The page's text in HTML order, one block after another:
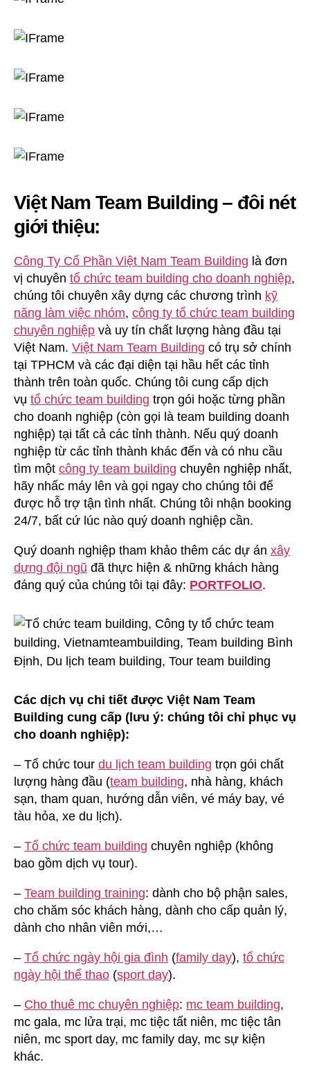
Việt Nam Team Building – đôi nét
giới thiệu:
Công Ty Cổ Phần Việt Nam Team Building là đơn
vị chuyên tổ chức team building cho doanh nghiệp,
chúng tôi chuyên xây dựng các chương trình kỹ
năng làm việc nhóm, công ty tổ chức team building
chuyên nghiệp và uy tín chất lượng hàng đầu tại
Việt Nam. Việt Nam Team Building có trụ sở chính
tại TPHCM và các đại diện tại hầu hết các tỉnh
thành trên toàn quốc. Chúng tôi cung cấp dịch
vụ tổ chức team building trọn gói hoặc từng phần
cho doanh nghiệp (còn gọi là team building doanh
nghiệp) tại tất cả các tỉnh thành. Nếu quý doanh
nghiệp từ các tỉnh thành khác đến và có nhu cầu
tìm một công ty team building chuyên nghiệp nhất,
hãy nhấc máy lên và gọi ngay cho chúng tôi để
được hỗ trợ tận tình nhất. Chúng tôi nhận booking
24/7, bất cứ lúc nào quý doanh nghiệp cần.
Quý doanh nghiệp tham khảo thêm các dự án xây
dựng đội ngũ đã thực hiện & những khách hàng
đáng quý của chúng tôi tại đây: PORTFOLIO.
Các dịch vụ chi tiết được Việt Nam Team
Building cung cấp (lưu ý: chúng tôi chỉ phục vụ
cho doanh nghiệp):
– Tổ chức tour du lịch team building trọn gói chất
lượng hàng đầu (team building, nhà hàng, khách
sạn, tham quan, hướng dẫn viên, vé máy bay, vé
tàu hỏa, xe du lịch).
– Tổ chức team building chuyên nghiệp (không
bao gồm dịch vụ tour).
– Team building training: dành cho bộ phận sales,
cho chăm sóc khách hàng, dành cho cấp quản lý,
dành cho nhân viên mới,…
– Tổ chức ngày hội gia đình (family day), tổ chức
ngày hội thể thao (sport day).
– Cho thuê mc chuyên nghiệp: mc team building,
mc gala, mc lửa trại, mc tiệc tất niên, mc tiệc tân
niên, mc sport day, mc family day, mc sự kiện
khác.